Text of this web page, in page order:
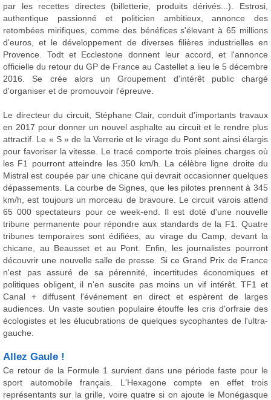
par les recettes directes (billetterie, produits dérivés...). Estrosi,
authentique passionné et politicien ambitieux, annonce des
retombées mirifiques, comme des bénéfices s'élevant à 65 millions
d'euros, et le développement de diverses filières industrielles en
Provence. Todt et Ecclestone donnent leur accord, et l'annonce
officielle du retour du GP de France au Castellet a lieu le 5 décembre
2016. Se crée alors un Groupement d'intérêt public chargé
d'organiser et de promouvoir l'épreuve.
Le directeur du circuit, Stéphane Clair, conduit d'importants travaux
en 2017 pour donner un nouvel asphalte au circuit et le rendre plus
attractif. Le « S » de la Verrerie et le virage du Pont sont ainsi élargis
pour favoriser la vitesse. Le tracé comporte trois pleines charges où
les F1 pourront atteindre les 350 km/h. La célèbre ligne droite du
Mistral est coupée par une chicane qui devrait occasionner quelques
dépassements. La courbe de Signes, que les pilotes prennent à 345
km/h, est toujours un morceau de bravoure. Le circuit varois attend
65 000 spectateurs pour ce week-end. Il est doté d'une nouvelle
tribune permanente pour répondre aux standards de la F1. Quatre
tribunes temporaires sont édifiées, au virage du Camp, devant la
chicane, au Beausset et au Pont. Enfin, les journalistes pourront
découvrir une nouvelle salle de presse. Si ce Grand Prix de France
n'est pas assuré de sa pérennité, incertitudes économiques et
politiques obligent, il n'en suscite pas moins un vif intérêt. TF1 et
Canal + diffusent l'événement en direct et espèrent de larges
audiences. Un vaste soutien populaire étouffe les cris d'orfraie des
écologistes et les élucubrations de quelques sycophantes de l'ultra-
gauche.
Allez Gaule !
Ce retour de la Formule 1 survient dans une période faste pour le
sport automobile français. L'Hexagone compte en effet trois
représentants sur la grille, voire quatre si on ajoute le Monégasque